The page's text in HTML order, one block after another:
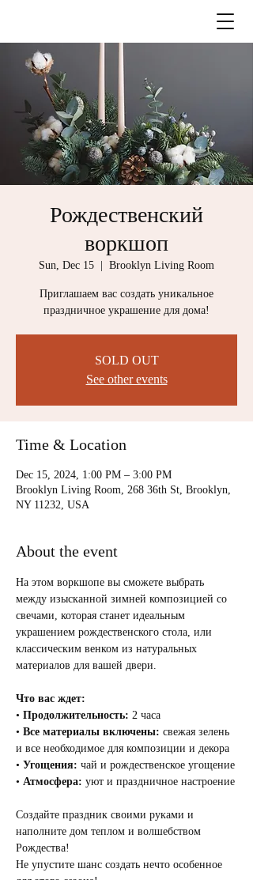
Рождественский
воркшоп
Sun, Dec 15 Brooklyn Living Room
Приглашаем вас создать уникальное
праздничное украшение для дома!
SOLD OUT
See other events
Time & Location
Dec 15, 2024, 1:00 PM – 3:00 PM
Brooklyn Living Room, 268 36th St, Brooklyn,
NY 11232, USA
About the event
На этом воркшопе вы сможете выбрать
между изысканной зимней композицией со
свечами, которая станет идеальным
украшением рождественского стола, или
классическим венком из натуральных
материалов для вашей двери.
Что вас ждет:
• Продолжительность: 2 часа
• Все материалы включены: свежая зелень
и все необходимое для композиции и декора
• Угощения: чай и рождественское угощение
• Атмосфера: уют и праздничное настроение
Создайте праздник своими руками и
наполните дом теплом и волшебством
Рождества!
Не упустите шанс создать нечто особенное